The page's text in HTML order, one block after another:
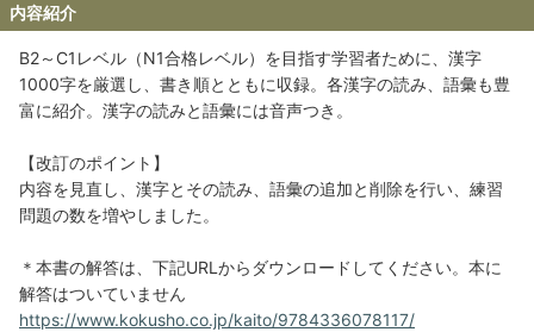
内容紹介
B2～C1レベル（N1合格レベル）を目指す学習者ために、漢字
1000字を厳選し、書き順とともに収録。各漢字の読み、語彙も豊
富に紹介。漢字の読みと語彙には音声つき。
【改訂のポイント】
内容を見直し、漢字とその読み、語彙の追加と削除を行い、練習
問題の数を増やしました。
＊本書の解答は、下記URLからダウンロードしてください。本に
解答はついていません
https://www.kokusho.co.jp/kaito/9784336078117/